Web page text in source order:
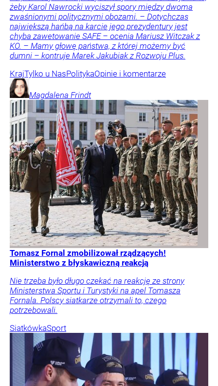
żeby Karol Nawrocki wyciszył spory między dwoma
zwaśnionymi politycznymi obozami. – Dotychczas
największą hańbą na karcie jego prezydentury jest
chyba zawetowanie SAFE – ocenia Mariusz Witczak z
KO. – Mamy głowę państwa, z której możemy być
dumni – kontruje Marek Jakubiak z Rozwoju Plus.
KrajTylko u NasPolitykaOpinie i komentarze
Magdalena Frindt
Tomasz Fornal zmobilizował rządzących!
Ministerstwo z błyskawiczną reakcją
Nie trzeba było długo czekać na reakcję ze strony
Ministerstwa Sportu i Turystyki na apel Tomasza
Fornala. Polscy siatkarze otrzymali to, czego
potrzebowali.
SiatkówkaSport